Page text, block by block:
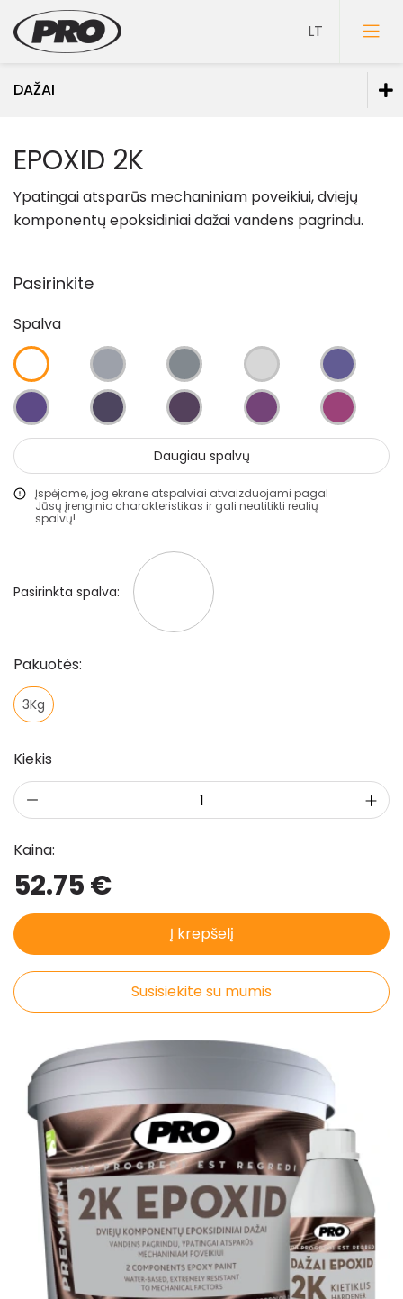
DAŽAI
Dažai luboms
Dažai metalui
Dažai mineraliniams fasadams
Specialios paskirties dažai
Gruntai
Glaistai
Lakai
Klijai
Mozaikiniai tinkai
Struktūriniai tinkai
Dekoravimo glaistai
Statybiniai sandarikliai
Spec. paskirties priemonės
Darbo priemonės
Pristatymo taisyklės
EPOXID 2K
Ypatingai atsparūs mechaniniam poveikiui, dviejų
komponentų epoksidiniai dažai vandens pagrindu.
Pasirinkite
Spalva
Daugiau spalvų
Įspėjame, jog ekrane atspalviai atvaizduojami pagal
Jūsų įrenginio charakteristikas ir gali neatitikti realių
spalvų!
Pasirinkta spalva:
Pakuotės:
3Kg
Kiekis
Kaina:
52.75 €
Į krepšelį
Susisiekite su mumis